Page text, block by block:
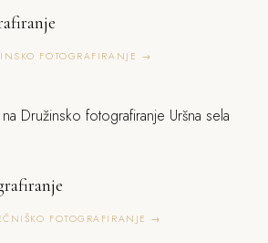
FOTOGRAFIRANJE →
FOTOGRAFIRANJE →